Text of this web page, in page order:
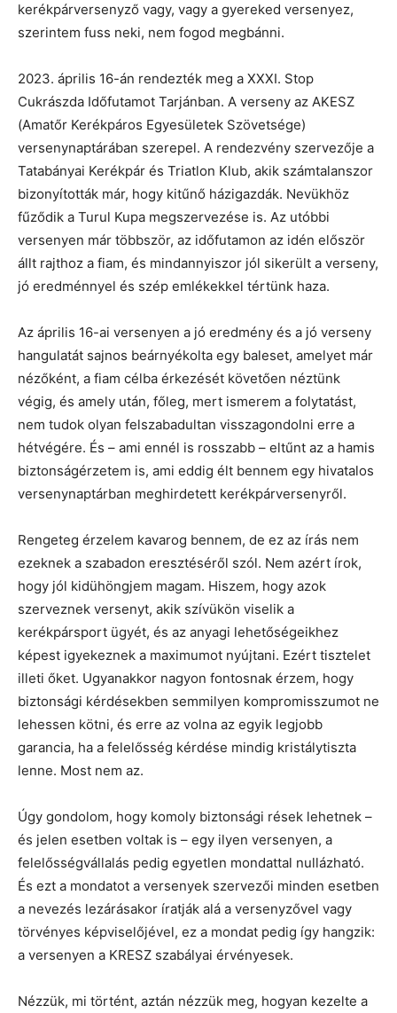
kerékpárversenyző vagy, vagy a gyereked versenyez,
szerintem fuss neki, nem fogod megbánni.
2023. április 16-án rendezték meg a XXXI. Stop
Cukrászda Időfutamot Tarjánban. A verseny az AKESZ
(Amatőr Kerékpáros Egyesületek Szövetsége)
versenynaptárában szerepel. A rendezvény szervezője a
Tatabányai Kerékpár és Triatlon Klub, akik számtalanszor
bizonyították már, hogy kitűnő házigazdák. Nevükhöz
fűződik a Turul Kupa megszervezése is. Az utóbbi
versenyen már többször, az időfutamon az idén először
állt rajthoz a fiam, és mindannyiszor jól sikerült a verseny,
jó eredménnyel és szép emlékekkel tértünk haza.
Az április 16-ai versenyen a jó eredmény és a jó verseny
hangulatát sajnos beárnyékolta egy baleset, amelyet már
nézőként, a fiam célba érkezését követően néztünk
végig, és amely után, főleg, mert ismerem a folytatást,
nem tudok olyan felszabadultan visszagondolni erre a
hétvégére. És – ami ennél is rosszabb – eltűnt az a hamis
biztonságérzetem is, ami eddig élt bennem egy hivatalos
versenynaptárban meghirdetett kerékpárversenyről.
Rengeteg érzelem kavarog bennem, de ez az írás nem
ezeknek a szabadon eresztéséről szól. Nem azért írok,
hogy jól kidühöngjem magam. Hiszem, hogy azok
szerveznek versenyt, akik szívükön viselik a
kerékpársport ügyét, és az anyagi lehetőségeikhez
képest igyekeznek a maximumot nyújtani. Ezért tisztelet
illeti őket. Ugyanakkor nagyon fontosnak érzem, hogy
biztonsági kérdésekben semmilyen kompromisszumot ne
lehessen kötni, és erre az volna az egyik legjobb
garancia, ha a felelősség kérdése mindig kristálytiszta
lenne. Most nem az.
Úgy gondolom, hogy komoly biztonsági rések lehetnek –
és jelen esetben voltak is – egy ilyen versenyen, a
felelősségvállalás pedig egyetlen mondattal nullázható.
És ezt a mondatot a versenyek szervezői minden esetben
a nevezés lezárásakor íratják alá a versenyzővel vagy
törvényes képviselőjével, ez a mondat pedig így hangzik:
a versenyen a KRESZ szabályai érvényesek.
Nézzük, mi történt, aztán nézzük meg, hogyan kezelte a